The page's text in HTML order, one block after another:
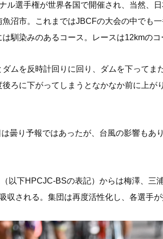
ル選手権が世界各国で開催され、当然、
沼市。これまではJBCFの大会の中でも
馴染みのあるコース。レースは12kmのコ
ムを反時計回りに回り、ダムを下って
ろに下がってしまうとなかなか前に上
曇り予報ではあったが、台風の影響も
以下HPCJC-BSの表記）からは梅澤、三
収される。集団は再度活性化し、各選手